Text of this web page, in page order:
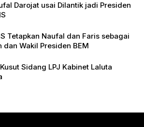
Darojat usai Dilantik jadi Presiden
Tetapkan Naufal dan Faris sebagai
dan Wakil Presiden BEM
Sidang LPJ Kabinet Laluta